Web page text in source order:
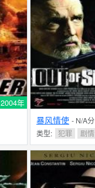
2004年
暴风情使 - N/A分
类型: 犯罪 剧情